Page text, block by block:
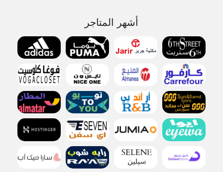
أشهر المتاجر